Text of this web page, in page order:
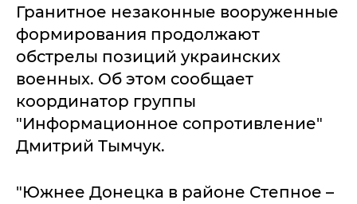
Гранитное незаконные вооруженные
формирования продолжают
обстрелы позиций украинских
военных. Об этом сообщает
координатор группы
"Информационное сопротивление"
Дмитрий Тымчук.
"Южнее Донецка в районе Степное –